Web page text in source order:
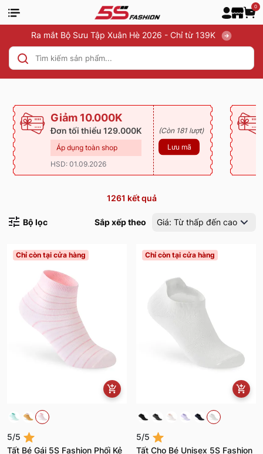
0
Ra mắt Bộ Sưu Tập Xuân Hè 2026 - Chỉ từ 139K
Giảm 10.000K
Đơn tối thiểu 129.000K
Áp dụng toàn shop
HSD: 01.09.2026
(Còn 181 lượt)
Lưu mã
1261 kết quả
Bộ lọc Sắp xếp theo Giá: Từ thấp đến cao
Chỉ còn tại cửa hàng
5/5
Tất Bé Gái 5S Fashion Phối Kẻ
Chỉ còn tại cửa hàng
5/5
Tất Cho Bé Unisex 5S Fashion